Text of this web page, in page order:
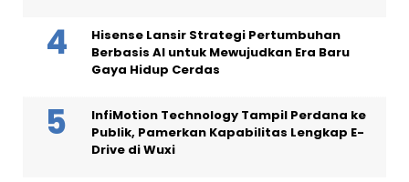
Hisense Lansir Strategi Pertumbuhan
Berbasis AI untuk Mewujudkan Era Baru
Gaya Hidup Cerdas
InfiMotion Technology Tampil Perdana ke
Publik, Pamerkan Kapabilitas Lengkap E-
Drive di Wuxi